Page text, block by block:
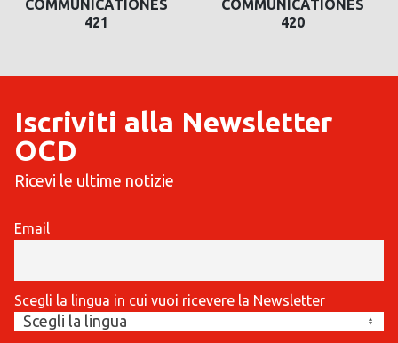
COMMUNICATIONES
421
COMMUNICATIONES
420
Iscriviti alla Newsletter
OCD
Ricevi le ultime notizie
Email
Scegli la lingua in cui vuoi ricevere la Newsletter